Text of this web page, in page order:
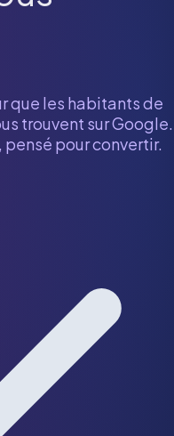
que les habitants de
trouvent sur Google.
pour convertir.